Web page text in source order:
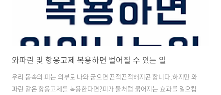
와파린 및 항응고제 복용하면 벌어질 수 있는 일
우리 몸속의 피는 외부로 나와 굳으면 끈적끈적해지곤 합니다.하지만 와
파린 같은 항응고제를 복용한다면?피가 물처럼 묽어지는 효과를 일으킵